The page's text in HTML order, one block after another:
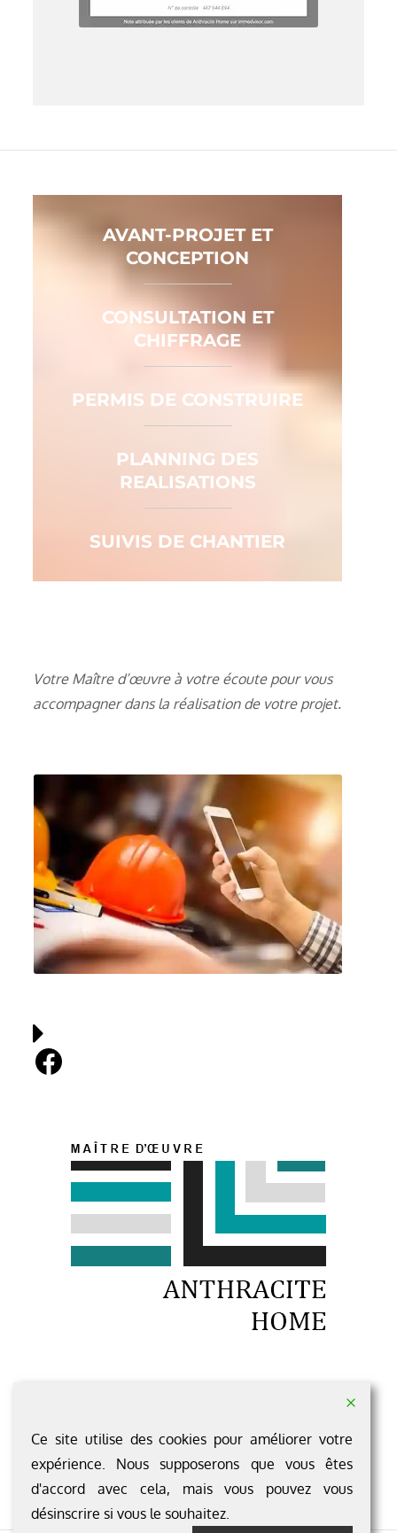
AVANT-PROJET ET
CONCEPTION
CONSULTATION ET
CHIFFRAGE
PERMIS DE CONSTRUIRE
PLANNING DES
REALISATIONS
SUIVIS DE CHANTIER
Votre Maître d’œuvre à votre écoute pour vous
accompagner dans la réalisation de votre projet.
Facebook
49 500 SEGRE-EN-ANJOU BLEU
Pour nous contacter c'est ici ...
Ce site utilise des cookies pour améliorer votre
expérience. Nous supposerons que vous êtes
d'accord avec cela, mais vous pouvez vous
désinscrire si vous le souhaitez.